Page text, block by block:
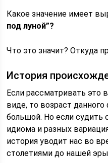
Какое значение имеет
под луной”?
Что это значит? Откуда
История
Если рассматривать
виде, то возраст
большой. Но если судить
идиома и разных
история уводит нас во
столетиями до нашей